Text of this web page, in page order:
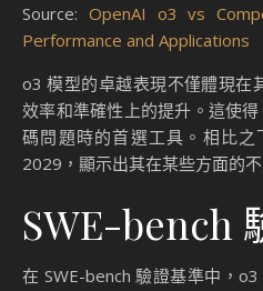
Source: OpenAI o3 vs
Performance and Applications
o3 模型的卓越表現不僅體現在
效率和準確性上的提升。這使
碼問題時的首選工具。相比之
2029，顯示出其在某些方面的不
SWE-bench
在 SWE-bench 驗證基準中，